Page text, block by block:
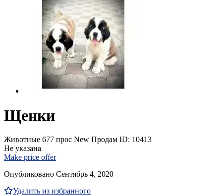
Щенки
Животные 677 прос New Продам ID: 10413
Не указана
Make price offer
Опубликовано Сентябрь 4, 2020
Удалить из избранного